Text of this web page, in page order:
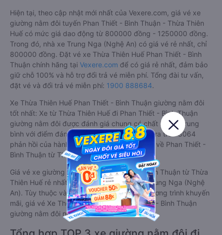
Hiện tại, theo cập nhật mới nhất của Vexere.com, giá vé xe
giường nằm đôi tuyến Phan Thiết - Bình Thuận - Thừa Thiên
Huế có mức giá dao động từ 800000 đồng - 1250000 đồng.
Trong đó, nhà xe Trung Nga (Nghệ An) có giá vé rẻ nhất, chỉ
800000 đồng. Đặt vé xe Thừa Thiên Huế Phan Thiết - Bình
Thuận chính hãng tại Vexere.com để có giá rẻ nhất, đảm bảo
giữ chỗ 100% và hỗ trợ đổi trả vé miễn phí. Tổng đài tư vấn,
đặt vé và đổi trả vé miễn phí: 1900 888684.
Xe Thừa Thiên Huế Phan Thiết - Bình Thuận giường nằm đôi
tốt nhất: Xe từ Thừa Thiên Huế đi Phan Thiết - Bình Thuận
giường nằm đôi được đánh giá chung có chất lượng Trung
bình với điểm đánh giá trung bình từ 2.7/5 dựa trên 3064
phản hồi của hành khách Xe giường nằm đôi về Phan Thiết -
Bình Thuận từ Thừa Thiên Huế.
Giá vé xe giường nằm đôi đi Phan Thiết - Bình Thuận từ Thừa
Thiên Huế rẻ nhất là 800000 của hãng xe Trung Nga (Nghệ
An). Tùy thuộc vào vị trí ngồi của bạn và chương trình khuyến
mãi, giá vé Xe Thừa Thiên Huế đi Phan Thiết - Bình Thuận
giường nằm đôi này có thể sẽ rẻ hơn